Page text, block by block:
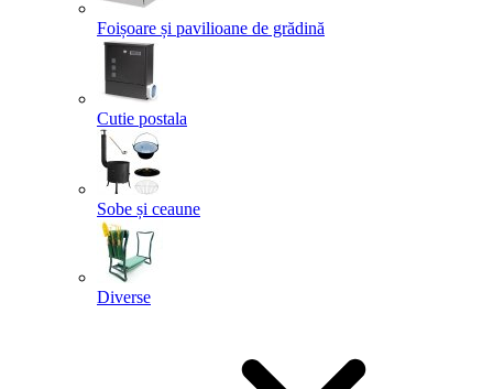
Foișoare și pavilioane de grădină
Cutie postala
Sobe și ceaune
Diverse